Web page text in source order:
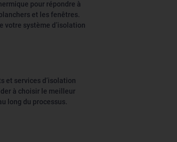
pour répondre à
et les fenêtres.
votre système d’isolation
et services d’isolation
à choisir le meilleur
long du processus.